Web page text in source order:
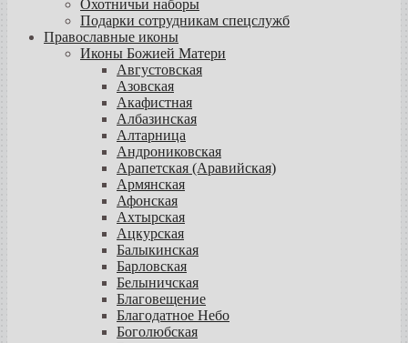
Охотничьи наборы
Подарки сотрудникам спецслужб
Православные иконы
Иконы Божией Матери
Августовская
Азовская
Акафистная
Албазинская
Алтарница
Андрониковская
Арапетская (Аравийская)
Армянская
Афонская
Ахтырская
Ацкурская
Балыкинская
Барловская
Белыничская
Благовещение
Благодатное Небо
Боголюбская